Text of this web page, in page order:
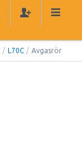
/ L70C / Avgasrör